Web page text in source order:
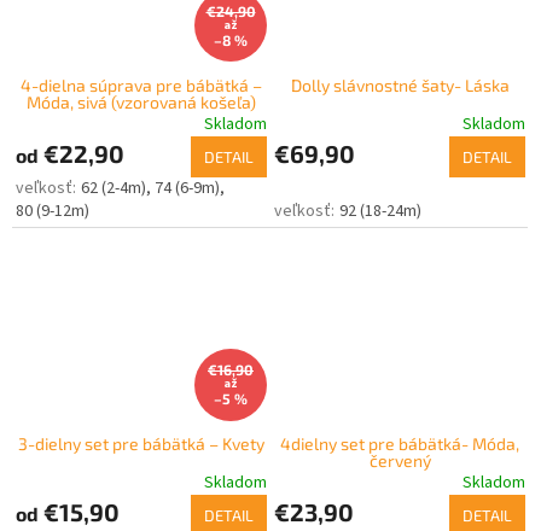
€24,90
až
–8 %
4-dielna súprava pre bábätká –
Móda, sivá (vzorovaná košeľa)
Skladom
od €22,90 DETAIL
62 (2-4m) 74 (6-9m)
80 (9-12m)
Dolly slávnostné šaty- Láska
Skladom
€69,90 DETAIL
92 (18-24m)
€16,90
až
–5 %
3-dielny set pre bábätká – Kvety
Skladom
od €15,90 DETAIL
4dielny set pre bábätká- Móda,
červený
Skladom
€23,90 DETAIL